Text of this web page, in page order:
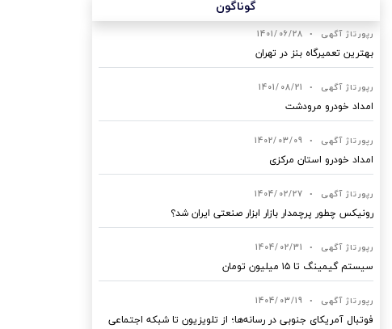
گوناگون
رپورتاژ آگهی •
1401/06/28
بهترین تعمیرگاه بنز در تهران
رپورتاژ آگهی •
1401/08/21
امداد خودرو مرودشت
رپورتاژ آگهی •
1402/03/09
امداد خودرو استان مرکزی
رپورتاژ آگهی •
1404/02/27
رونیکس چطور پرچمدار بازار ابزار صنعتی ایران شد؟
رپورتاژ آگهی •
1404/02/31
سیستم گیمینگ تا ۱۵ میلیون تومان
رپورتاژ آگهی •
1404/03/19
فوتبال آمریکای جنوبی در رسانه‌ها؛ از تلویزیون تا شبکه اجتماعی